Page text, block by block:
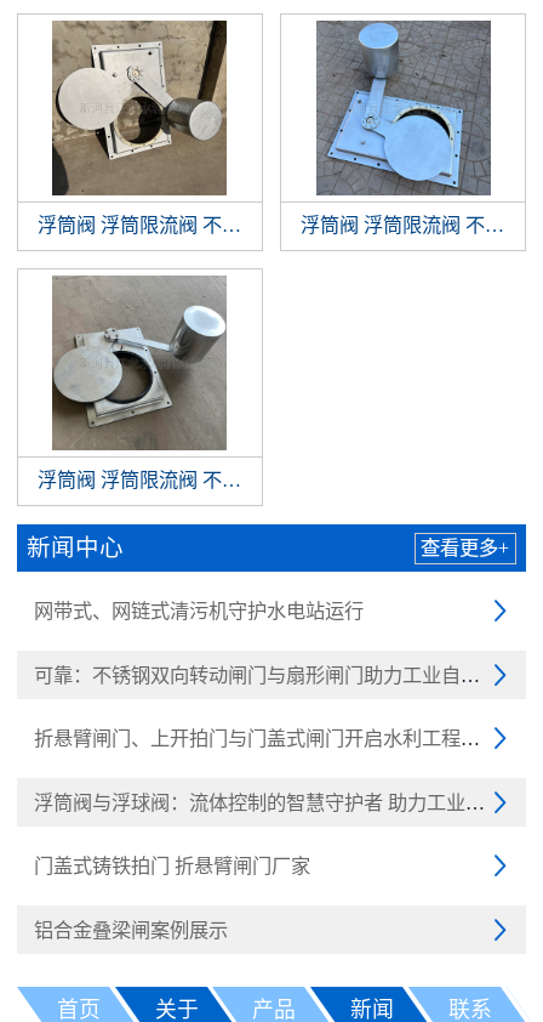
浮筒阀 浮筒限流阀 不锈钢浮筒阀 浮球阀
新闻中心 查看更多+

网带式、网链式清污机守护水电站运行

可靠：不锈钢双向转动闸门与扇形闸门助力工业自动化

折悬臂闸门、上开拍门与门盖式闸门开启水利工程新纪元

浮筒阀与浮球阀：流体控制的智慧守护者 助力工业与民生

门盖式铸铁拍门 折悬臂闸门厂家

铝合金叠梁闸案例展示
首页 关于 产品 新闻 联系